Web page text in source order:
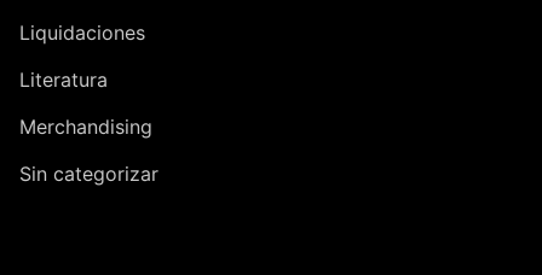
Liquidaciones
Literatura
Merchandising
Sin categorizar